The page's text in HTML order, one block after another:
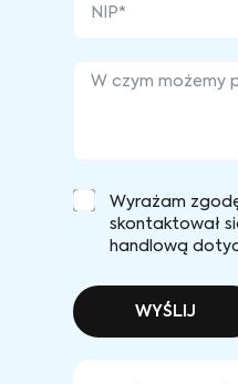
Wyrażam
skontaktował
handlową
WYŚLIJ